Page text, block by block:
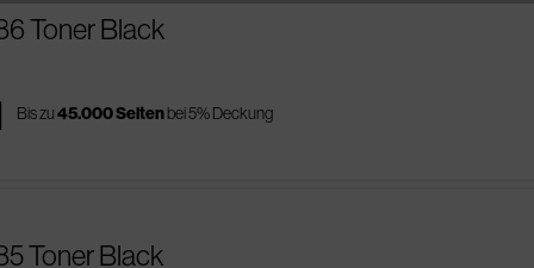
Toner Black
Bis zu45.000 Seitenbei 5% Deckung
Toner Black